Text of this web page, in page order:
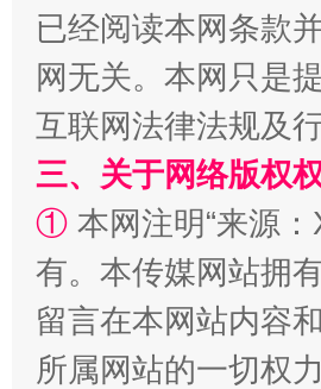
全民健身五年计划来了！等你上
已经阅读本网条款
网无关。本网只是
互联网法律法规及
三、关于网络版权
① 本网注明“来源
有。本传媒网站拥
留言在本网站内容
所属网站的一切权